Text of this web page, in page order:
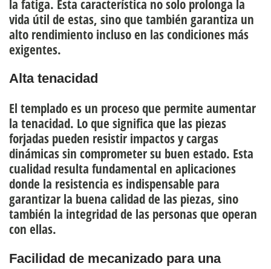
la fatiga. Esta característica no solo prolonga la
vida útil de estas, sino que también garantiza un
alto rendimiento incluso en las condiciones más
exigentes.
Alta tenacidad
El templado es un proceso que permite aumentar
la tenacidad. Lo que significa que las piezas
forjadas pueden resistir impactos y cargas
dinámicas sin comprometer su buen estado. Esta
cualidad resulta fundamental en aplicaciones
donde la resistencia es indispensable para
garantizar la buena calidad de las piezas, sino
también la integridad de las personas que operan
con ellas.
Facilidad de mecanizado para una